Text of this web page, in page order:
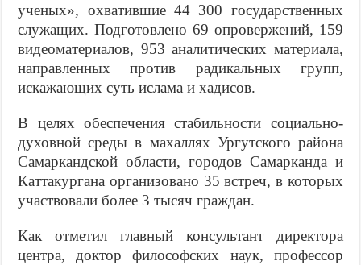
ученых», охватив­шие 44 300 государственных
служащих. Подготовлено 69 опровержений, 159
видео­материалов, 953 аналитических материала,
направленных против радикальных групп,
искажающих суть ислама и хадисов.
В целях обеспечения стабильности социально-
духовной среды в махаллях Ургутского района
Самаркандской обла­сти, городов Самарканда и
Каттакургана организовано 35 встреч, в которых
уча­ствовали более 3 тысяч граждан.
Как отметил главный консультант дирек­тора
центра, доктор философских наук, профессор